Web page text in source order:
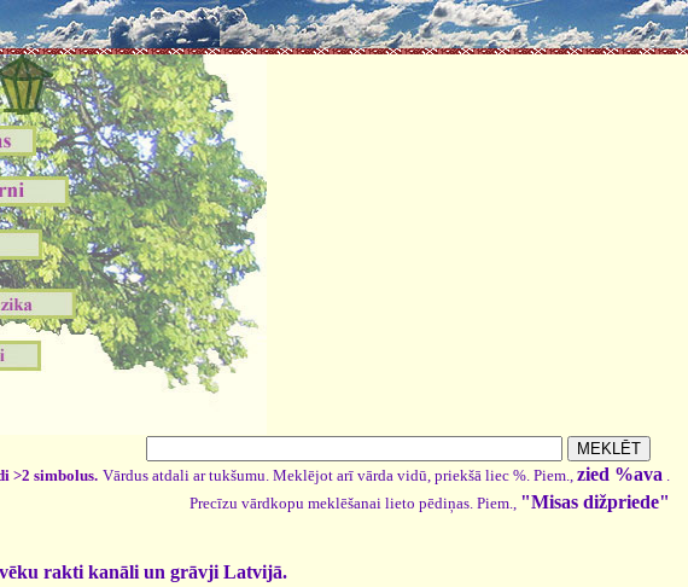
>2 simbolus. Vārdus atdali ar tukšumu. Meklējot arī vārda vidū, priekšā liec %. Piem., zied %ava .
Precīzu vārdkopu meklēšanai lieto pēdiņas. Piem., "Misas dižpriede"
rakti kanāli un grāvji Latvijā.